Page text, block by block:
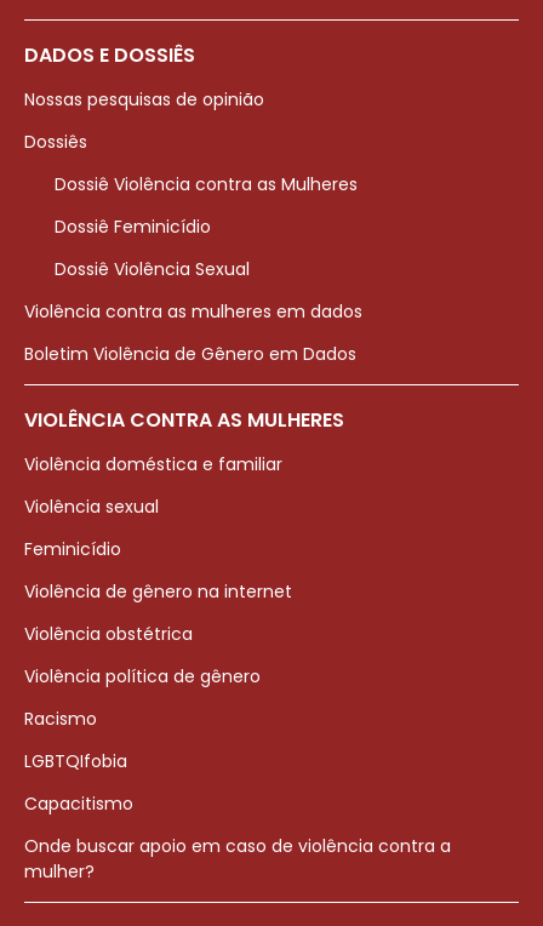
DADOS E DOSSIÊS
Nossas pesquisas de opinião
Dossiês
Dossiê Violência contra as Mulheres
Dossiê Feminicídio
Dossiê Violência Sexual
Violência contra as mulheres em dados
Boletim Violência de Gênero em Dados
VIOLÊNCIA CONTRA AS MULHERES
Violência doméstica e familiar
Violência sexual
Feminicídio
Violência de gênero na internet
Violência obstétrica
Violência política de gênero
Racismo
LGBTQIfobia
Capacitismo
Onde buscar apoio em caso de violência contra a
mulher?